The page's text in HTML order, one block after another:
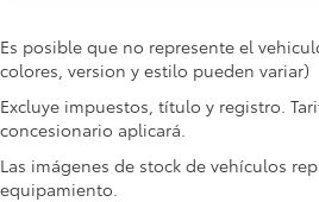
Es posible que no represente el
colores, version y estilo pueden variar)
Excluye impuestos, título y registro.
concesionario aplicará.
Las imágenes de stock de vehículos
equipamiento.